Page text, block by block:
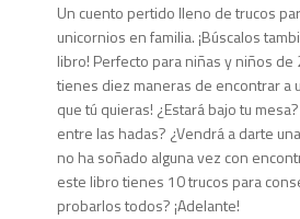
Un cuento pertido lleno de trucos
unicornios en familia. ¡Búscalos
libro! Perfecto para niñas y niños de
tienes diez maneras de encontrar a
que tú quieras! ¿Estará bajo tu
entre las hadas? ¿Vendrá a darte
no ha soñado alguna vez con
este libro tienes 10 trucos para
probarlos todos? ¡Adelante!